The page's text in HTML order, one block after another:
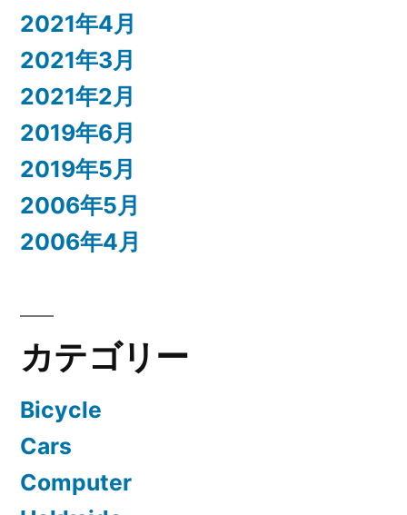
2021年4月
2021年3月
2021年2月
2019年6月
2019年5月
2006年5月
2006年4月
カテゴリー
Bicycle
Cars
Computer